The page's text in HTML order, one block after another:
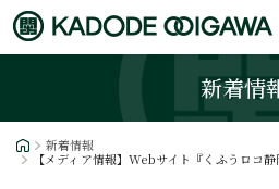
新着情
新着情報
【メディア情報】Webサイト『くふうロコ